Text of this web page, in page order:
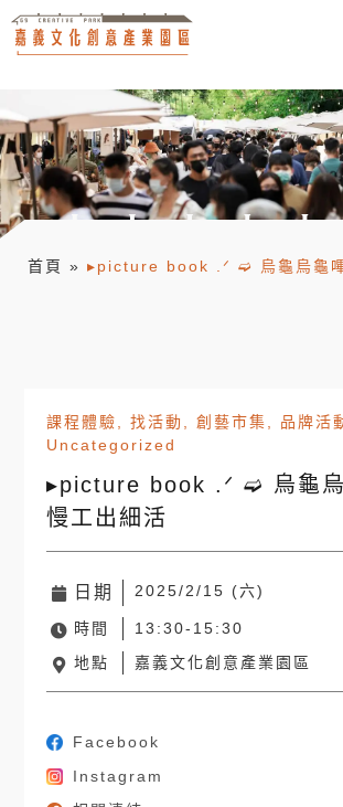
首頁 » ▸picture book .ᐟ ➫ 烏龜烏龜
課程體驗,找活動,創藝市集, 品牌活
Uncategorized
▸picture book .ᐟ ➫ 烏龜
慢工出細活
日期 2025/2/15 (六)
時間
13:30-15:30
地點
嘉義文化創意產業園區
Facebook
Instagram